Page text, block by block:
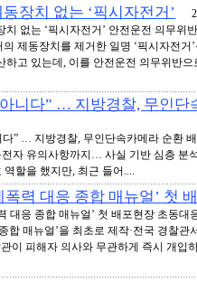
장치 없는 ‘픽시자전거’
치 없는 ‘픽시자전거’ 안전운전 의무위
의 제동장치를 제거한 일명 ‘픽시자전
하고 있는데, 이를 안전운전 의무위반으
니다” … 지방경찰, 무인단
다” … 지방경찰, 무인단속카메라 순환
전자 유의사항까지… 사실 기반 심층 분
할을 했지만, 최근 들어....
폭력 대응 종합 매뉴얼’ 첫
대응 종합 매뉴얼’ 첫 배포현장 초동
합 매뉴얼’을 최초로 제작·전국 경찰관
이 피해자 의사와 무관하게 즉시 개입